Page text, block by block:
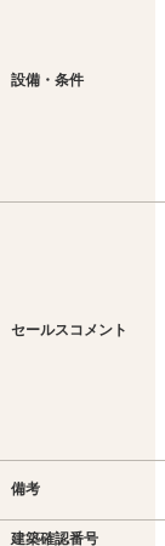
設備・条件
セールスコメント
備考
建築確認番号